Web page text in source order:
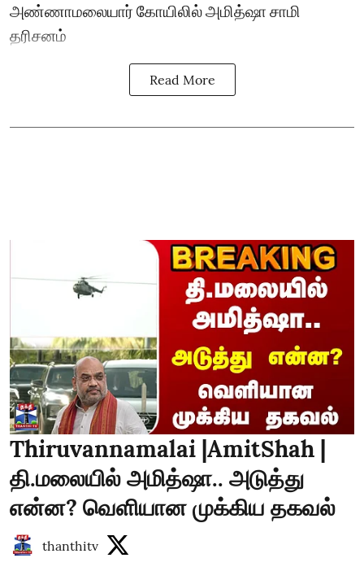
அண்ணாமலையார் கோயிலில் அமித்ஷா சாமி
தரிசனம்
Read More
Thiruvannamalai |AmitShah |
தி.மலையில் அமித்ஷா.. அடுத்து
என்ன? வெளியான முக்கிய தகவல்
thanthitv